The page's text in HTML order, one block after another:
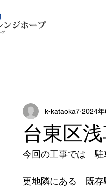
台東区
k-kataoka7 2024
今回の工事では　
更地隣にある　既